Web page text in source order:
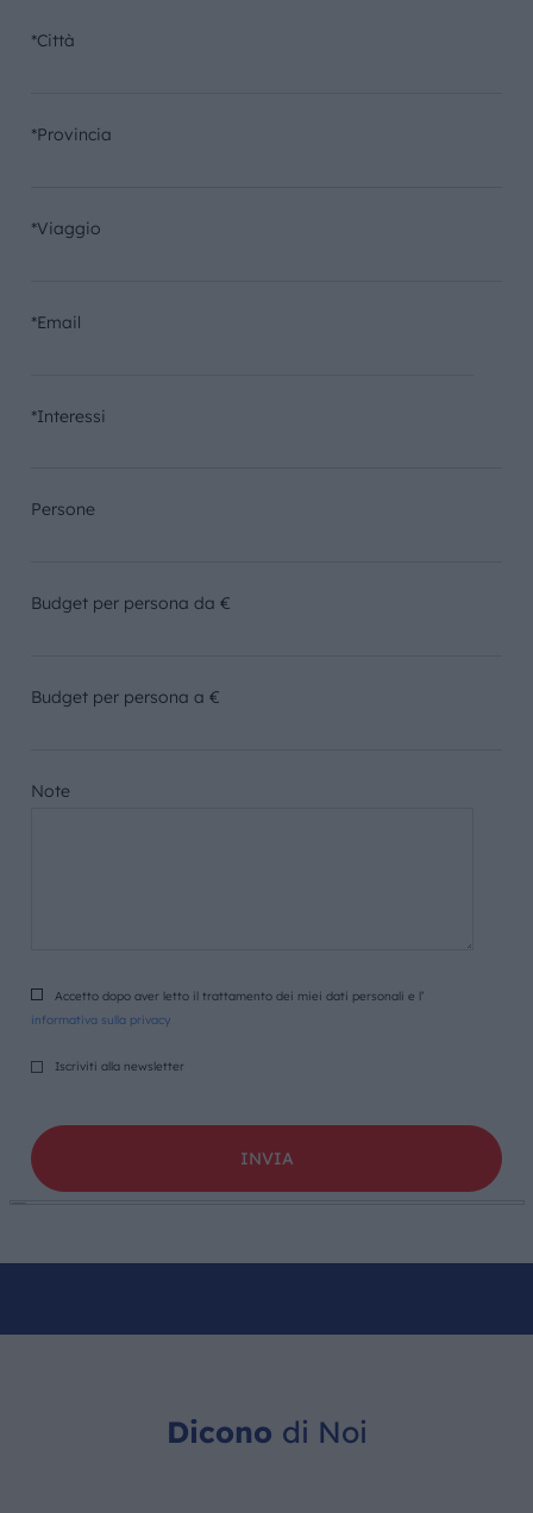
*Città
*Provincia
*Viaggio
*Email
*Interessi
Persone
Budget per persona da €
Budget per persona a €
Note
Accetto dopo aver letto il trattamento dei miei dati personali e l’
informativa sulla privacy
Iscriviti alla newsletter
Dicono di Noi